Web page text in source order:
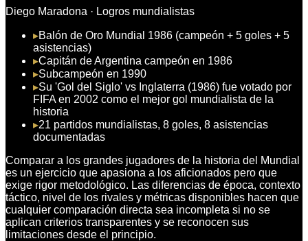
Diego Maradona · Logros mundialistas
▸Balón de Oro Mundial 1986 (campeón + 5 goles + 5
asistencias)
▸Capitán de Argentina campeón en 1986
▸Subcampeón en 1990
▸Su 'Gol del Siglo' vs Inglaterra (1986) fue votado por
FIFA en 2002 como el mejor gol mundialista de la
historia
▸21 partidos mundialistas, 8 goles, 8 asistencias
documentadas
Comparar a los grandes jugadores de la historia del Mundial
es un ejercicio que apasiona a los aficionados pero que
exige rigor metodológico. Las diferencias de época, contexto
táctico, nivel de los rivales y métricas disponibles hacen que
cualquier comparación directa sea incompleta si no se
aplican criterios transparentes y se reconocen sus
limitaciones desde el principio.